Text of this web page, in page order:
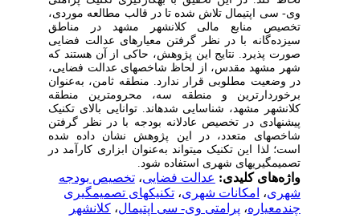
وی- سی اپتیمال تلاش شده تا در قالب مطالعه موردی،
تخصیص منابع مالی کلان‎شهر مشهد در مناطق
سیزده‌گانه با در نظر گرفتن معیارهای عدالت فضایی
صورت پذیرد. نتایج این پژوهش، حاکی از آن هستند که
شهر مشهد مقدس، از لحاظ شاخص‎های عدالت فضایی،
در وضعیت مطلوبی قرار ندارد. منطقه ثامن، به‌عنوان
برخوردارترین و منطقه سه، محروم‎ترین منطقه
کلان‎شهر مشهد، شناسایی شده‎اند. توانایی بالای تکنیک
پیشنهادی در تخصیص عادلانه بودجه با در نظر گرفتن
شاخص‎های متعدد، در این پژوهش نشان داده شده
است؛ لذا این تکنیک می‎تواند به‌عنوان ابزاری کارآمد در
تصمیم‎گیری‎های شهری استفاده شود.
واژه‌های کلیدی:عدالت فضایی،تخصیص بودجه
شهری،امکانات شهری،
تکنیک‎های تصمیم‎گیری
چندمعیاره ،پرامتی وی- سی اپتیمال،
کلان‎شهر